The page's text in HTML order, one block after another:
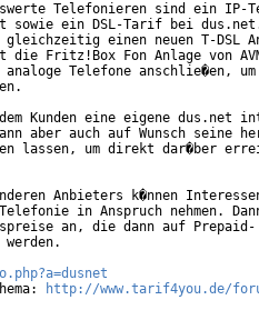
Telefonieren sind ein IP-
sowie ein DSL-Tarif bei
einen neuen T-DSL
die Fritz!Box Fon Anlage von
Telefone anschlie�en,
Kunden eine eigene dus.net
aber auch auf Wunsch seine
lassen, um direkt dar�ber
Anbieters k�nnen
in Anspruch nehmen.
an, die dann auf Prepaid-
werden.
http://www.tarif4you.de/